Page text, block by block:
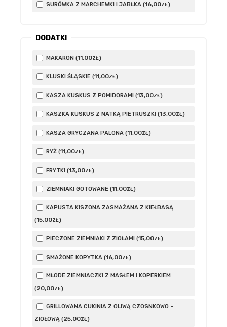
SURÓWKA Z MARCHEWKI I JABŁKA (16,00ZŁ)
DODATKI
MAKARON (11,00ZŁ)
KLUSKI ŚLĄSKIE (11,00ZŁ)
KASZA KUSKUS Z POMIDORAMI (13,00ZŁ)
KASZKA KUSKUS Z NATKĄ PIETRUSZKI (13,00ZŁ)
KASZA GRYCZANA PALONA (11,00ZŁ)
RYŻ (11,00ZŁ)
FRYTKI (13,00ZŁ)
ZIEMNIAKI GOTOWANE (11,00ZŁ)
KAPUSTA KISZONA ZASMAŻANA Z KIEŁBASĄ
(15,00ZŁ)
PIECZONE ZIEMNIAKI Z ZIOŁAMI (15,00ZŁ)
SMAŻONE KOPYTKA (16,00ZŁ)
MŁODE ZIEMNIACZKI Z MASŁEM I KOPERKIEM
(20,00ZŁ)
GRILLOWANA CUKINIA Z OLIWĄ CZOSNKOWO –
ZIOŁOWĄ (25,00ZŁ)